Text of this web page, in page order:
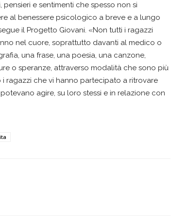
e sentimenti che spesso non si
al benessere psicologico a breve e a lungo
il Progetto Giovani. «Non tutti i ragazzi
nel cuore, soprattutto davanti al medico o
una frase, una poesia, una canzone,
o speranze, attraverso modalità che sono più
ragazzi che vi hanno partecipato a ritrovare
agire, su loro stessi e in relazione con